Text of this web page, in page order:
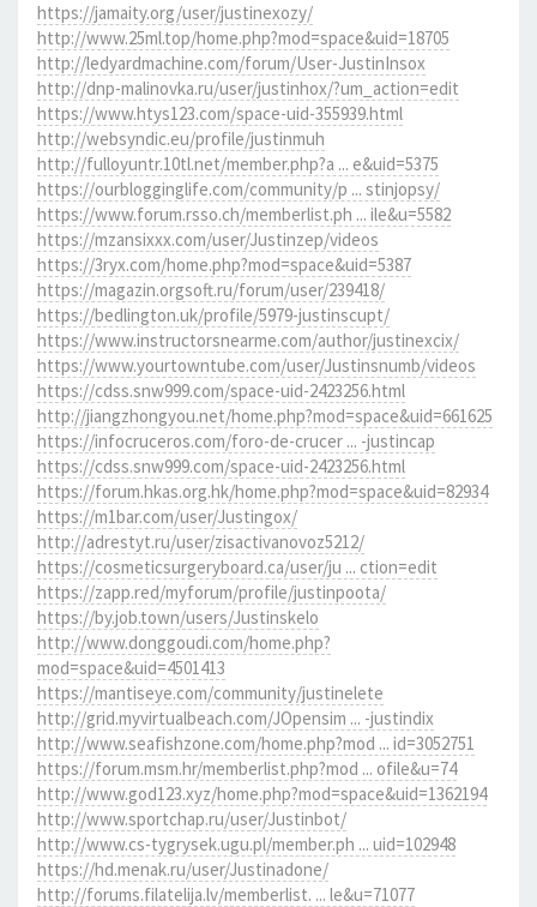
https://jamaity.org/user/justinexozy/
http://www.25ml.top/home.php?mod=space&uid=18705
http://ledyardmachine.com/forum/User-JustinInsox
http://dnp-malinovka.ru/user/justinhox/?um_action=edit
https://www.htys123.com/space-uid-355939.html
http://websyndic.eu/profile/justinmuh
http://fulloyuntr.10tl.net/member.php?a ... e&uid=5375
https://ourblogginglife.com/community/p ... stinjopsy/
https://www.forum.rsso.ch/memberlist.ph ... ile&u=5582
https://mzansixxx.com/user/Justinzep/videos
https://3ryx.com/home.php?mod=space&uid=5387
https://magazin.orgsoft.ru/forum/user/239418/
https://bedlington.uk/profile/5979-justinscupt/
https://www.instructorsnearme.com/author/justinexcix/
https://www.yourtowntube.com/user/Justinsnumb/videos
https://cdss.snw999.com/space-uid-2423256.html
http://jiangzhongyou.net/home.php?mod=space&uid=661625
https://infocruceros.com/foro-de-crucer ... -justincap
https://cdss.snw999.com/space-uid-2423256.html
https://forum.hkas.org.hk/home.php?mod=space&uid=82934
https://m1bar.com/user/Justingox/
http://adrestyt.ru/user/zisactivanovoz5212/
https://cosmeticsurgeryboard.ca/user/ju ... ction=edit
https://zapp.red/myforum/profile/justinpoota/
https://by.job.town/users/Justinskelo
http://www.donggoudi.com/home.php?
mod=space&uid=4501413
https://mantiseye.com/community/justinelete
http://grid.myvirtualbeach.com/JOpensim ... -justindix
http://www.seafishzone.com/home.php?mod ... id=3052751
https://forum.msm.hr/memberlist.php?mod ... ofile&u=74
http://www.god123.xyz/home.php?mod=space&uid=1362194
http://www.sportchap.ru/user/Justinbot/
http://www.cs-tygrysek.ugu.pl/member.ph ... uid=102948
https://hd.menak.ru/user/Justinadone/
http://forums.filatelija.lv/memberlist. ... le&u=71077